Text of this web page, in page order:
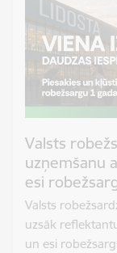
Valsts
uzņemšanu
esi
Valsts
uzsāk
un esi